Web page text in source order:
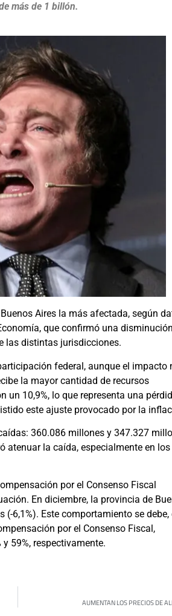
más de 1 billón.
Aires la más afectada, según
que confirmó una
las distintas jurisdicciones.
federal, aunque el impacto
la mayor cantidad de recursos
10,9%, lo que representa una
este ajuste provocado por la
360.086 millones y 347.327
atenuar la caída, especialmente en los
por el Consenso Fiscal
En diciembre, la provincia de
6,1%). Este comportamiento se debe,
por el Consenso Fiscal,
59%, respectivamente.
AUMENTAN LOS PRECIOS DE